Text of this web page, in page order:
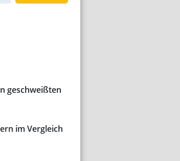
geschweißten
im Vergleich